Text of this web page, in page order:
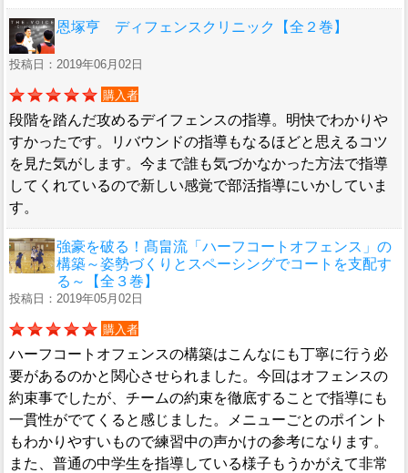
恩塚亨 ディフェンスクリニック【全２巻】
投稿日：2019年06月02日
購入者
段階を踏んだ攻めるデイフェンスの指導。明快でわかりや
すかったです。リバウンドの指導もなるほどと思えるコツ
を見た気がします。今まで誰も気づかなかった方法で指導
してくれているので新しい感覚で部活指導にいかしていま
す。
強豪を破る！髙畠流「ハーフコートオフェンス」の
構築～姿勢づくりとスペーシングでコートを支配す
る～【全３巻】
投稿日：2019年05月02日
購入者
ハーフコートオフェンスの構築はこんなにも丁寧に行う必
要があるのかと関心させられました。今回はオフェンスの
約束事でしたが、チームの約束を徹底することで指導にも
一貫性がでてくると感じました。メニューごとのポイント
もわかりやすいもので練習中の声かけの参考になります。
また、普通の中学生を指導している様子もうかがえて非常